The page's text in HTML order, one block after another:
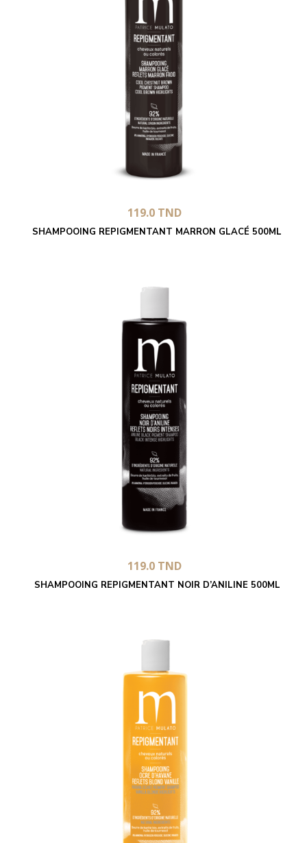
SHAMPOOING REPIGMENTANT MARRON GLACÉ 500ML
119.0 TND
SHAMPOOING REPIGMENTANT NOIR D’ANILINE 500ML
119.0 TND